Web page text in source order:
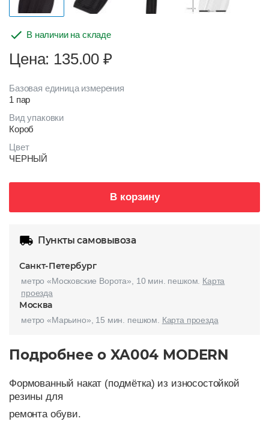
В наличии на складе
Цена: 135.00 ₽
Базовая единица измерения
1 пар
Вид упаковки
Короб
Цвет
ЧЕРНЫЙ
В корзину
Пункты самовывоза
Санкт-Петербург
метро «Московские Ворота», 10 мин. пешком. Карта
проезда
Москва
метро «Марьино», 15 мин. пешком. Карта проезда
Подробнее о XA004 MODERN
Формованный накат (подмётка) из износостойкой
резины для
ремонта обуви.